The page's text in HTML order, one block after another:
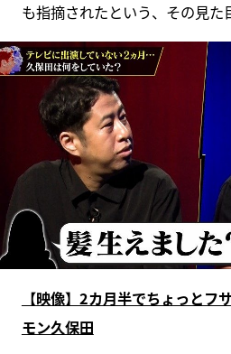
も指摘されたという、その見
【映像】2カ月半でちょっとフ
モン久保田